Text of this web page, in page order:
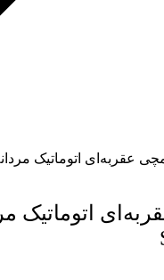
عقربه‌ای اتوماتیک
اتوماتیک